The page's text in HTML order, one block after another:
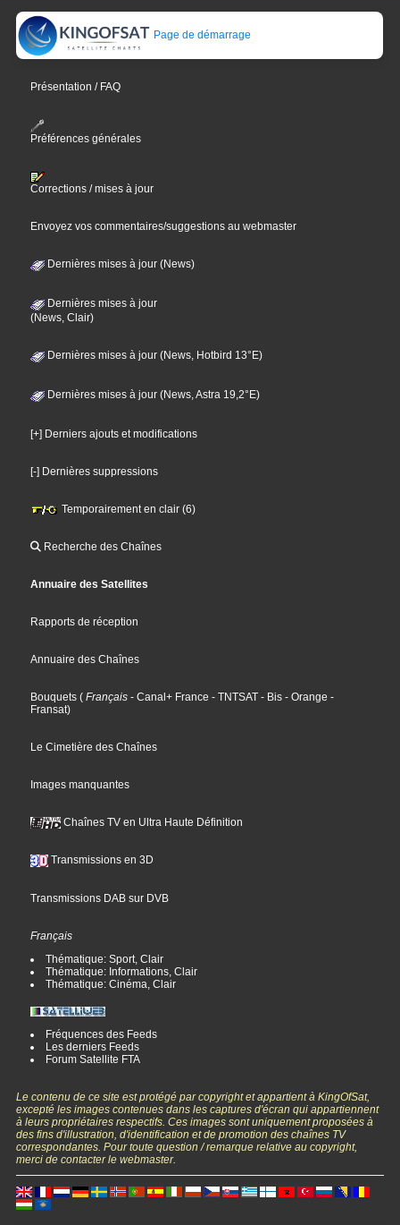
Page de démarrage
Présentation / FAQ
Préférences générales
Corrections / mises à jour
Envoyez vos commentaires/suggestions au webmaster
Dernières mises à jour (News)
Dernières mises à jour
(News, Clair)
Dernières mises à jour (News, Hotbird 13°E)
Dernières mises à jour (News, Astra 19,2°E)
[+] Derniers ajouts et modifications
[-] Dernières suppressions
Temporairement en clair (6)
Recherche des Chaînes
Annuaire des Satellites
Rapports de réception
Annuaire des Chaînes
Bouquets ( Français - Canal+ France - TNTSAT - Bis - Orange -
Fransat)
Le Cimetière des Chaînes
Images manquantes
Chaînes TV en Ultra Haute Définition
Transmissions en 3D
Transmissions DAB sur DVB
Français
Thématique: Sport, Clair
Thématique: Informations, Clair
Thématique: Cinéma, Clair
Fréquences des Feeds
Les derniers Feeds
Forum Satellite FTA
Le contenu de ce site est protégé par copyright et appartient à KingOfSat,
excepté les images contenues dans les captures d'écran qui appartiennent
à leurs propriétaires respectifs. Ces images sont uniquement proposées à
des fins d'illustration, d'identification et de promotion des chaînes TV
correspondantes. Pour toute question / remarque relative au copyright,
merci de contacter le webmaster.